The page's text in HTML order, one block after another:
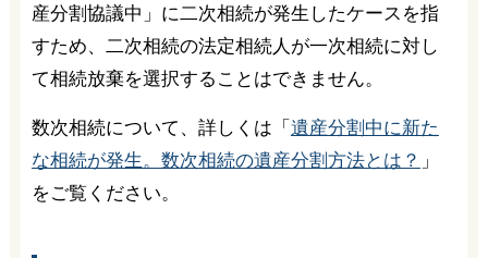
産分割協議中」に二次相続が発生したケースを指
すため、二次相続の法定相続人が一次相続に対し
て相続放棄を選択することはできません。
数次相続について、詳しくは「 遺産分割中に新た
な相続が発生。数次相続の遺産分割方法とは？ 」
をご覧ください。